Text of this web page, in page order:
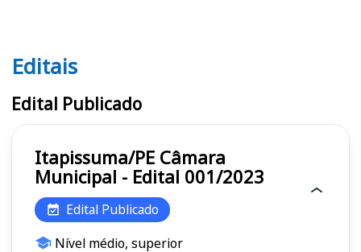
Editais
Editais
Edital Publicado
Itapissuma/PE Câmara
Municipal - Edital 001/2023
Edital Publicado
Nível médio, superior